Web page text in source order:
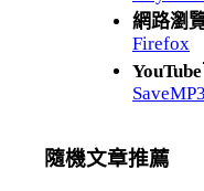
網路瀏
Firefox
SaveMP3
隨機文章推薦